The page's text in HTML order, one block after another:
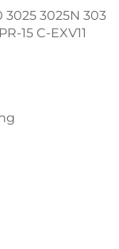
3025N 3030
15 C-EXV11